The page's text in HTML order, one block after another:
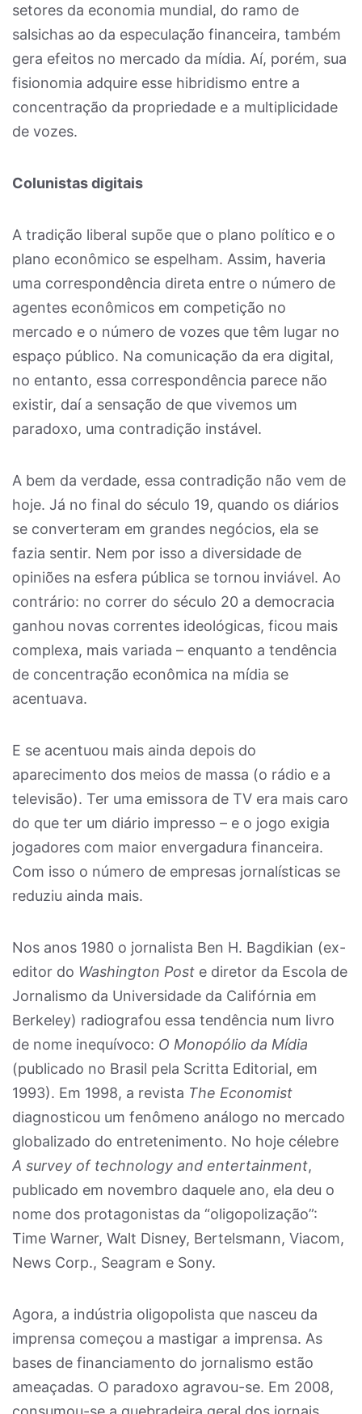
setores da economia mundial, do ramo de
salsichas ao da especulação financeira, também
gera efeitos no mercado da mídia. Aí, porém, sua
fisionomia adquire esse hibridismo entre a
concentração da propriedade e a multiplicidade
de vozes.
Colunistas digitais
A tradição liberal supõe que o plano político e o
plano econômico se espelham. Assim, haveria
uma correspondência direta entre o número de
agentes econômicos em competição no
mercado e o número de vozes que têm lugar no
espaço público. Na comunicação da era digital,
no entanto, essa correspondência parece não
existir, daí a sensação de que vivemos um
paradoxo, uma contradição instável.
A bem da verdade, essa contradição não vem de
hoje. Já no final do século 19, quando os diários
se converteram em grandes negócios, ela se
fazia sentir. Nem por isso a diversidade de
opiniões na esfera pública se tornou inviável. Ao
contrário: no correr do século 20 a democracia
ganhou novas correntes ideológicas, ficou mais
complexa, mais variada – enquanto a tendência
de concentração econômica na mídia se
acentuava.
E se acentuou mais ainda depois do
aparecimento dos meios de massa (o rádio e a
televisão). Ter uma emissora de TV era mais caro
do que ter um diário impresso – e o jogo exigia
jogadores com maior envergadura financeira.
Com isso o número de empresas jornalísticas se
reduziu ainda mais.
Nos anos 1980 o jornalista Ben H. Bagdikian (ex-
editor do Washington Post e diretor da Escola de
Jornalismo da Universidade da Califórnia em
Berkeley) radiografou essa tendência num livro
de nome inequívoco: O Monopólio da Mídia
(publicado no Brasil pela Scritta Editorial, em
1993). Em 1998, a revista The Economist
diagnosticou um fenômeno análogo no mercado
globalizado do entretenimento. No hoje célebre
A survey of technology and entertainment,
publicado em novembro daquele ano, ela deu o
nome dos protagonistas da “oligopolização”:
Time Warner, Walt Disney, Bertelsmann, Viacom,
News Corp., Seagram e Sony.
Agora, a indústria oligopolista que nasceu da
imprensa começou a mastigar a imprensa. As
bases de financiamento do jornalismo estão
ameaçadas. O paradoxo agravou-se. Em 2008,